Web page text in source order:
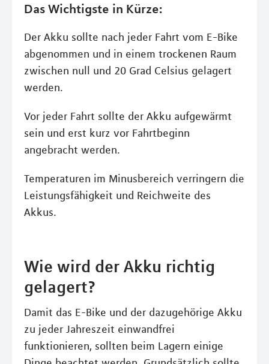
Das Wichtigste in Kürze:
Der Akku sollte nach jeder Fahrt vom E-Bike
abgenommen und in einem trockenen Raum
zwischen null und 20 Grad Celsius gelagert
werden.
Vor jeder Fahrt sollte der Akku aufgewärmt
sein und erst kurz vor Fahrtbeginn
angebracht werden.
Temperaturen im Minusbereich verringern die
Leistungsfähigkeit und Reichweite des
Akkus.
Wie wird der Akku richtig
gelagert?
Damit das E-Bike und der dazugehörige Akku
zu jeder Jahreszeit einwandfrei
funktionieren, sollten beim Lagern einige